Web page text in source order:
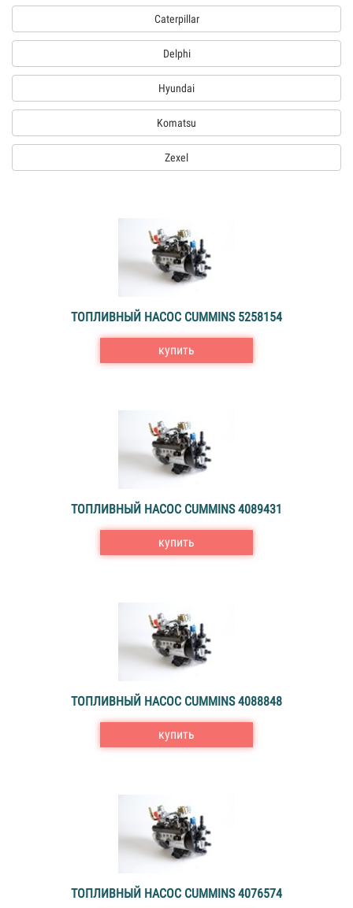
Caterpillar
Delphi
Hyundai
Komatsu
Zexel
ТОПЛИВНЫЙ НАСОС CUMMINS 5258154
купить
ТОПЛИВНЫЙ НАСОС CUMMINS 4089431
купить
ТОПЛИВНЫЙ НАСОС CUMMINS 4088848
купить
ТОПЛИВНЫЙ НАСОС CUMMINS 4076574